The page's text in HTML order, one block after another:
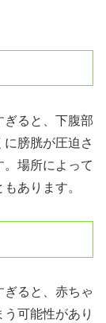
ぎると、下腹部
膀胱が圧迫さ
場所によって
あります。
ると、赤ちゃ
可能性があり